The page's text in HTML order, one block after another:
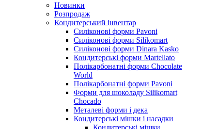
Новинки
Розпродаж
Кондитерський інвентар
Силіконові форми Pavoni
Силіконові форми Silikomart
Силіконові форми Dinara Kasko
Кондитерські форми Martellato
Полікарбонатні форми Chocolate
World
Полікарбонатні форми Pavoni
Форми для шоколаду Silikomart
Chocado
Металеві форми і дека
Кондитерські мішки і насадки
Кондитерські мішки